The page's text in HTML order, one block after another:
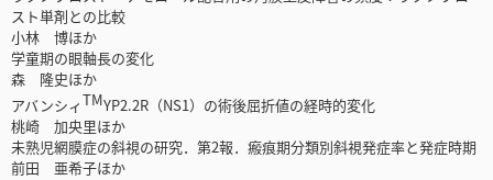
スト単剤との比較
小林 博ほか
学童期の眼軸長の変化
森 隆史ほか
アバンシィTMYP2.2R（NS1）の術後屈折値の経時的変化
桃崎 加央里ほか
未熟児網膜症の斜視の研究．第2報．瘢痕期分類別斜視発症率と発症時期
前田 亜希子ほか